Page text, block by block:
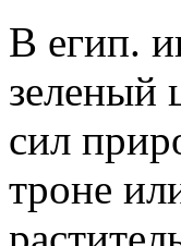
В егип.
зеленый
сил
троне